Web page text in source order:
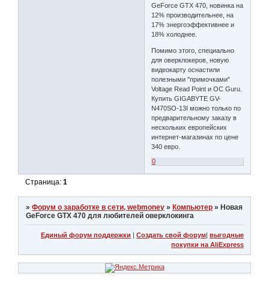
GeForce GTX 470, новинка на
12% производительнее, на
17% энергоэффективнее и
18% холоднее.
Помимо этого, специально
для оверклокеров, новую
видеокарту оснастили
полезными "примочками"
Voltage Read Point и OC Guru.
Купить GIGABYTE GV-
N470SO-13I можно только по
предварительному заказу в
нескольких европейских
интернет-магазинах по цене
340 евро.
0
Страница:1
»Форум о заработке в сети, webmoney » Компьютер » Новая
GeForce GTX 470 для любителей оверклокинга
Единый форум поддержки | Создать свой форум| выгодные
покупки на AliExpress